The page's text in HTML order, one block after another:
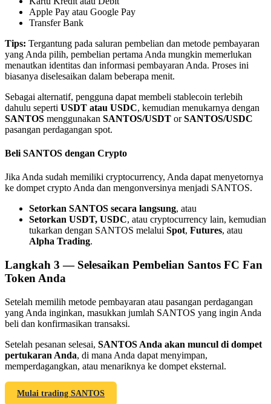
Afiliasi Bitrue
Hingga 65% Komisi!
Referensi
Undang teman untuk mendapatkan imbalan tunai
BTC Welcome Rewards
Deposit & Trade BTC to Share 25000 USDT prize pool!
Apple Pay atau Google Pay
Transfer Bank
Tips: Tergantung pada saluran pembelian dan metode pembayaran
yang Anda pilih, pembelian pertama Anda mungkin memerlukan
menautkan identitas dan informasi pembayaran Anda. Proses ini
biasanya diselesaikan dalam beberapa menit.
Sebagai alternatif, pengguna dapat membeli stablecoin terlebih
dahulu seperti USDT atau USDC, kemudian menukarnya dengan
SANTOS menggunakan SANTOS/USDT orSANTOS/USDC
pasangan perdagangan spot.
Beli SANTOS dengan Crypto
Jika Anda sudah memiliki cryptocurrency, Anda dapat menyetornya
ke dompet crypto Anda dan mengonversinya menjadi SANTOS.
Setorkan SANTOS secara langsung, atau
Setorkan USDT, USDC, atau cryptocurrency lain, kemudian
tukarkan dengan SANTOS melalui Spot, Futures, atau
Alpha Trading.
Langkah 3 — Selesaikan Pembelian Santos FC Fan
Token Anda
Setelah memilih metode pembayaran atau pasangan perdagangan
yang Anda inginkan, masukkan jumlah SANTOS yang ingin Anda
beli dan konfirmasikan transaksi.
Setelah pesanan selesai, SANTOS Anda akan muncul di dompet
pertukaran Anda, di mana Anda dapat menyimpan,
memperdagangkan, atau menariknya ke dompet eksternal.
Mulai trading SANTOS